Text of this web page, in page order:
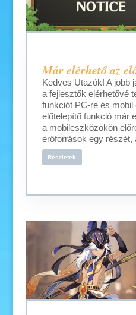
Már elérhető az
Kedves Utazók! A jobb
a fejlesztők elérhetővé
funkciót PC-re és
előtelepítő funkció már
a mobileszközökön
erőforrások egy részét,
Részletek